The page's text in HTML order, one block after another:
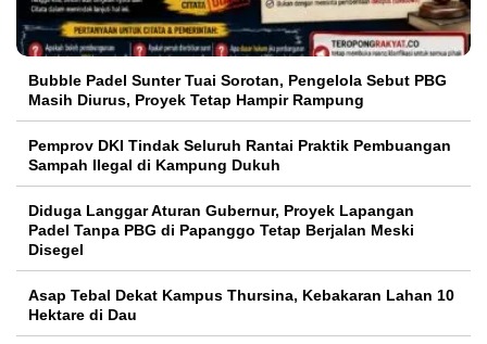
Bubble Padel Sunter Tuai Sorotan, Pengelola Sebut PBG
Masih Diurus, Proyek Tetap Hampir Rampung
Pemprov DKI Tindak Seluruh Rantai Praktik Pembuangan
Sampah Ilegal di Kampung Dukuh
Diduga Langgar Aturan Gubernur, Proyek Lapangan
Padel Tanpa PBG di Papanggo Tetap Berjalan Meski
Disegel
Asap Tebal Dekat Kampus Thursina, Kebakaran Lahan 10
Hektare di Dau